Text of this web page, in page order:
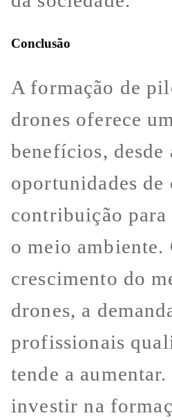
Conclusão
A formação de
drones oferece
benefícios, desde
oportunidades de
contribuição para
o meio ambiente.
crescimento do
drones, a
profissionais
tende a
investir na